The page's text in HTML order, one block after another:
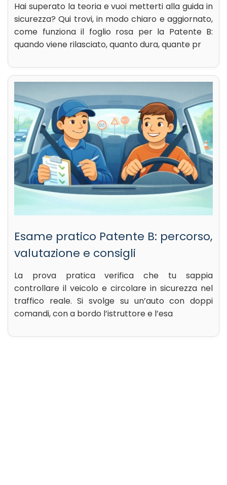
Hai superato la teoria e vuoi metterti alla guida in
sicurezza? Qui trovi, in modo chiaro e aggiornato,
come funziona il foglio rosa per la Patente B:
quando viene rilasciato, quanto dura, quante pr
Esame pratico Patente B: percorso,
valutazione e consigli
La prova pratica verifica che tu sappia
controllare il veicolo e circolare in sicurezza nel
traffico reale. Si svolge su un’auto con doppi
comandi, con a bordo l’istruttore e l’esa